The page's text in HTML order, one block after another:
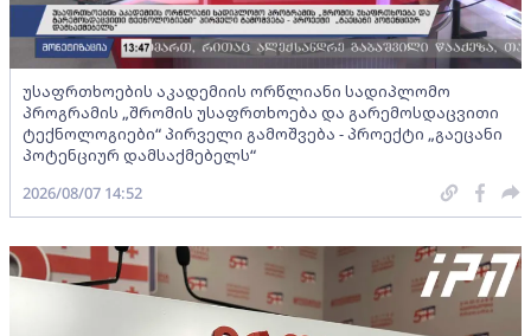
უსაფრთხოების აკადემიის ორწლიანი სადიპლომო
პროგრამის „შრომის უსაფრთხოება და გარემოსდაცვითი
ტექნოლოგიები“ პირველი გამოშვება - პროექტი „გაეცანი
პოტენციურ დამსაქმებელს“
2026/08/07 14:52